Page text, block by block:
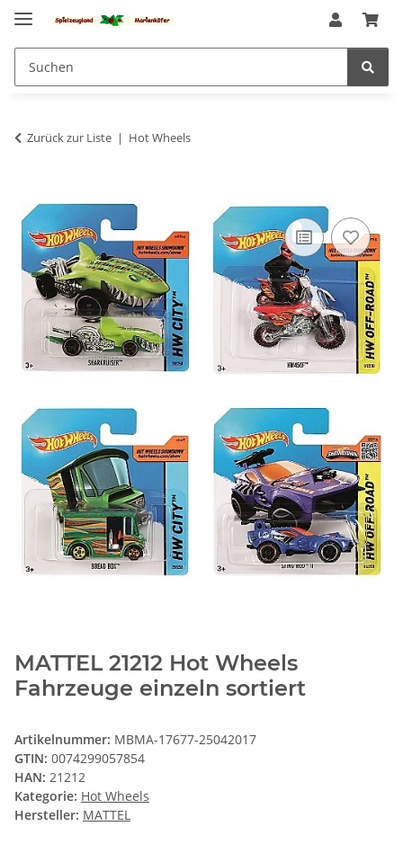
Zurück zur Liste Hot Wheels
MATTEL 21212 Hot Wheels
Fahrzeuge einzeln sortiert
Artikelnummer: MBMA-17677-25042017
GTIN: 0074299057854
HAN: 21212
Kategorie: Hot Wheels
Hersteller: MATTEL